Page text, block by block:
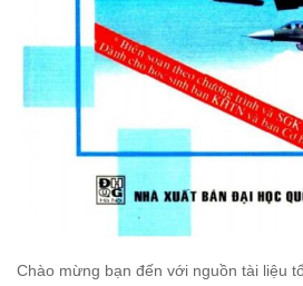
Chào mừng bạn đến với nguồn tài liệu